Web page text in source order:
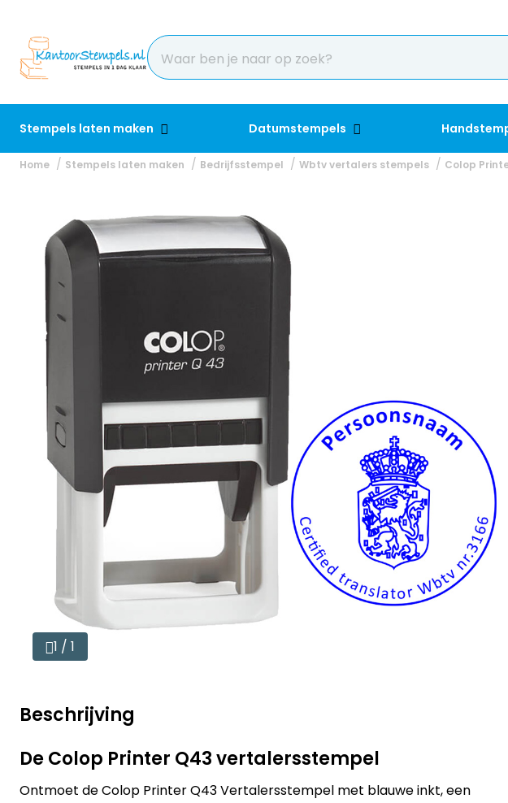
Stempels laten maken Datumstempels
Home Stempels laten maken Bedrijfsstempel Wbtv vertalers stempels Colop
1 / 1
Beschrijving
De Colop Printer Q43 vertalersstempel
Ontmoet de Colop Printer Q43 Vertalersstempel met blauwe inkt, een